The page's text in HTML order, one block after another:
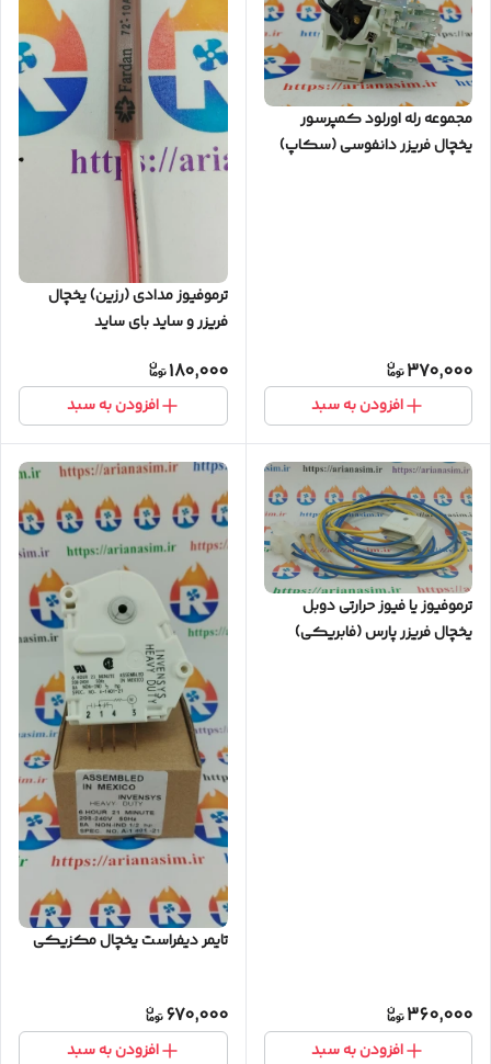
مجموعه رله اورلود کمپرسور
یخچال فریزر دانفوسی (سکاپ)
370,000
افزودن به سبد
ترموفیوز مدادی (رزین) یخچال
فریزر و ساید بای ساید
180,000
افزودن به سبد
ترموفیوز یا فیوز حرارتی دوبل
یخچال فریزر پارس (فابریکی)
360,000
افزودن به سبد
تایمر دیفراست یخچال مکزیکی
670,000
افزودن به سبد